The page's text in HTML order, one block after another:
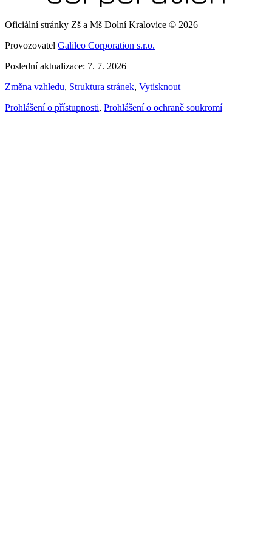
Oficiální stránky Zš a Mš Dolní Kralovice © 2026
Provozovatel Galileo Corporation s.r.o.
Poslední aktualizace: 7. 7. 2026
Změna vzhledu, Struktura stránek, Vytisknout
Prohlášení o přístupnosti, Prohlášení o ochraně soukromí